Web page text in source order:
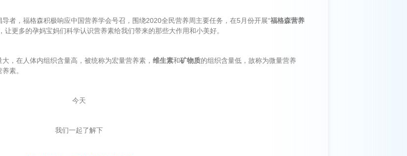
者，福格森积极响应中国营养学会号召，围绕2020全民营养周主要任务，在5月份开展“福格森营养
更多的孕妈宝妈们科学认识营养素给我们带来的那些大作用和小美好。
大，在人体内组织含量高，被统称为宏量营养素， 维生素和矿物质的组织含量低，故称为微量营养
素。
今天
我们一起了解下